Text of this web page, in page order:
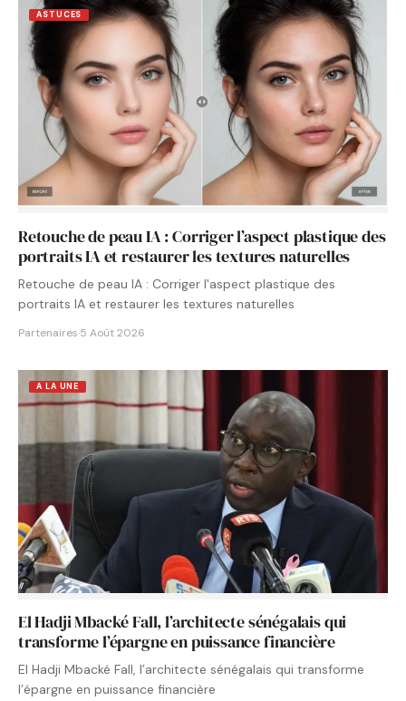
ASTUCES
Retouche de peau IA : Corriger l’aspect plastique des
portraits IA et restaurer les textures naturelles
Retouche de peau IA : Corriger l'aspect plastique des
portraits IA et restaurer les textures naturelles
Partenaires·5 Août 2026
A LA UNE
El Hadji Mbacké Fall, l’architecte sénégalais qui
transforme l’épargne en puissance financière
El Hadji Mbacké Fall, l’architecte sénégalais qui transforme
l’épargne en puissance financière